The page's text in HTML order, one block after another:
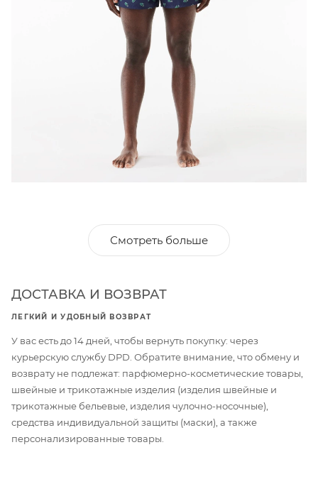
Смотреть больше
ДОСТАВКА И ВОЗВРАТ
ЛЕГКИЙ И УДОБНЫЙ ВОЗВРАТ
У вас есть до 14 дней, чтобы вернуть покупку: через
курьерскую службу DPD. Обратите внимание, что обмену и
возврату не подлежат: парфюмерно-косметические товары,
швейные и трикотажные изделия (изделия швейные и
трикотажные бельевые, изделия чулочно-носочные),
средства индивидуальной защиты (маски), а также
персонализированные товары.